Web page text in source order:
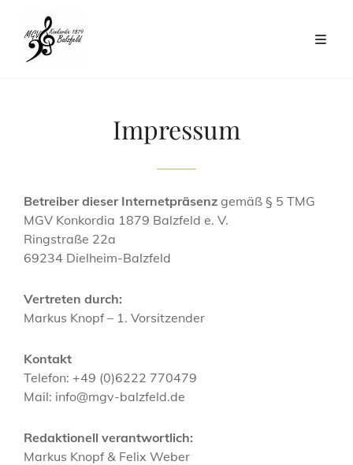
Impressum
Betreiber dieser Internetpräsenz gemäß § 5 TMG
MGV Konkordia 1879 Balzfeld e. V.
Ringstraße 22a
69234 Dielheim-Balzfeld
Vertreten durch:
Markus Knopf – 1. Vorsitzender
Kontakt
Telefon: +49 (0)6222 770479
Mail: ‭info@mgv-balzfeld.de
Redaktionell verantwortlich:
Markus Knopf & Felix Weber